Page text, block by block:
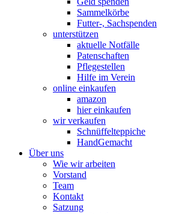
Sammelkörbe
Futter-, Sachspenden
unterstützen
aktuelle Notfälle
Patenschaften
Pflegestellen
Hilfe im Verein
online einkaufen
amazon
hier einkaufen
wir verkaufen
Schnüffelteppiche
HandGemacht
Über uns
Wie wir arbeiten
Vorstand
Team
Kontakt
Satzung